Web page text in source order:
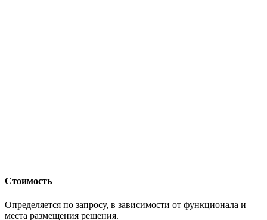
Стоимость
Определяется по запросу, в зависимости от функционала и
места размещения решения.